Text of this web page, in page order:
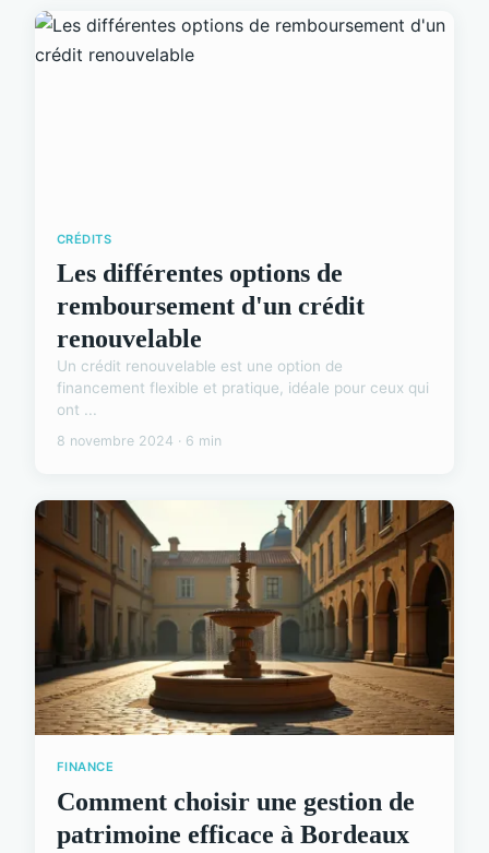
CRÉDITS
Les différentes options de
remboursement d'un crédit
renouvelable
Un crédit renouvelable est une option de
financement flexible et pratique, idéale pour ceux qui
ont ...
8 novembre 2024 · 6 min
FINANCE
Comment choisir une gestion de
patrimoine efficace à Bordeaux